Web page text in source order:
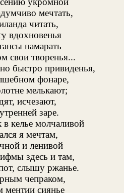
мечтать,
читать,
вдохновенья
намарать
свои творенья...
быстро привиденья,
фонаре,
мелькают;
исчезают,
заре.
келье молчаливой
я мечтам,
и ленивой
здесь и там,
слышу ржанье.
чепраком,
ментии сиянье